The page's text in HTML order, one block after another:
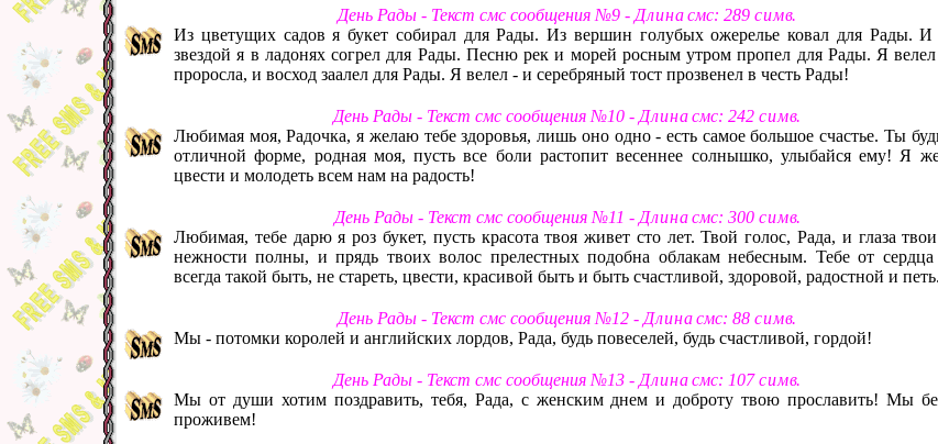
День Рады - Текст смс сообщения №9 - Д л и н асмс: 289 с и м в.
Из цветущих садов я букет собирал для Рады. Из вершин голубых ожерелье ковал для Рады. И
звездой я в ладонях согрел для Рады. Песню рек и морей росным утром пропел для Рады. Я
проросла, и восход заалел для Рады. Я велел - и серебряный тост прозвенел в честь Рады!
День Рады - Текст смс сообщения №10 - Д л и н асмс: 242 с и м в.
Любимая моя, Радочка, я желаю тебе здоровья, лишь оно одно - есть самое большое счастье. Ты
отличной форме, родная моя, пусть все боли растопит весеннее солнышко, улыбайся ему! Я
цвести и молодеть всем нам на радость!
День Рады - Текст смс сообщения №11 - Д л и н асмс: 300 с и м в.
Любимая, тебе дарю я роз букет, пусть красота твоя живет сто лет. Твой голос, Рада, и глаза
нежности полны, и прядь твоих волос прелестных подобна облакам небесным. Тебе от
всегда такой быть, не стареть, цвести, красивой быть и быть счастливой, здоровой, радостной и петь.
День Рады - Текст смс сообщения №12 - Д л и н асмс: 88 с и м в.
Мы - потомки королей и английских лордов, Рада, будь повеселей, будь счастливой, гордой!
День Рады - Текст смс сообщения №13 - Д л и н асмс: 107с и м в.
Мы от души хотим поздравить, тебя, Рада, с женским днем и доброту твою прославить! Мы
проживем!